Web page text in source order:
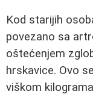
Kod starijih
povezano sa
oštećenjem
hrskavice. Ovo
viškom